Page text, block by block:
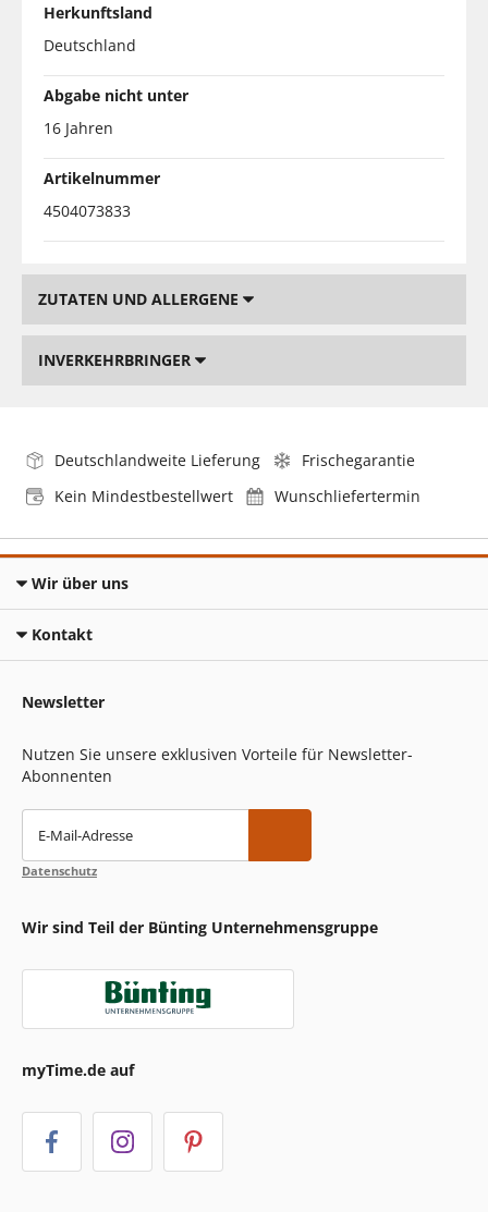
Herkunftsland
Deutschland
Abgabe nicht unter
16 Jahren
Artikelnummer
4504073833
ZUTATEN UND ALLERGENE
INVERKEHRBRINGER
Deutschlandweite Lieferung
Frischegarantie
Kein Mindestbestellwert
Wunschliefertermin
Wir über uns
Kontakt
Newsletter
Nutzen Sie unsere exklusiven Vorteile für Newsletter-
Abonnenten
E-Mail-Adresse
Datenschutz
Wir sind Teil der Bünting Unternehmensgruppe
myTime.de auf